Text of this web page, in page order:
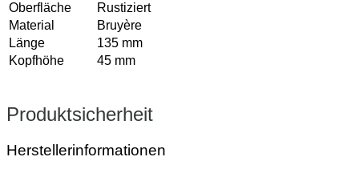
Oberfläche
Rustiziert
Material
Bruyère
Länge
135 mm
Kopfhöhe
45 mm
Produktsicherheit
Herstellerinformationen